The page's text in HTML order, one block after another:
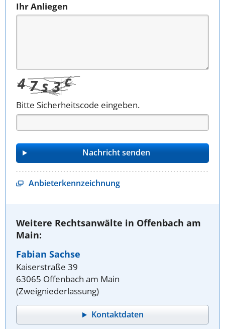
Ihr Anliegen
Bitte Sicherheitscode eingeben.
Anbieterkennzeichnung
Weitere Rechtsanwälte in Offenbach am
Main:
Fabian Sachse
Kaiserstraße 39
63065 Offenbach am Main
(Zweigniederlassung)
Kontaktdaten